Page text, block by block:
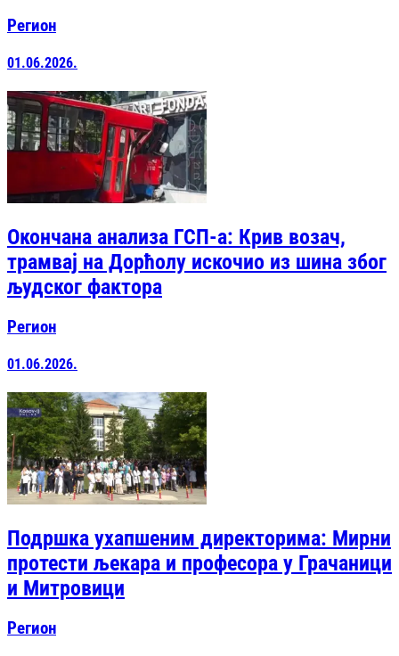
Регион
01.06.2026.
Окончана анализа ГСП-а: Крив возач,
трамвај на Дорћолу искочио из шина због
људског фактора
Регион
01.06.2026.
Подршка ухапшеним директорима: Мирни
протести љекара и професора у Грачаници
и Митровици
Регион